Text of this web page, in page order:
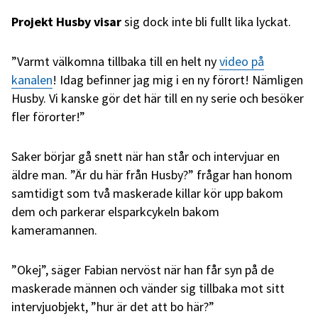
Projekt Husby visarsig dock inte bli fullt lika lyckat.
”Varmt välkomna tillbaka till en helt nyvideo på
kanalen! Idag befinner jag mig i en ny förort! Nämligen
Husby. Vi kanske gör det här till en ny serie och besöker
fler förorter!”
Saker börjar gå snett när han står och intervjuar en
äldre man. ”Är du här från Husby?” frågar han honom
samtidigt som två maskerade killar kör upp bakom
dem och parkerar elsparkcykeln bakom
kameramannen.
”Okej”, säger Fabian nervöst när han får syn på de
maskerade männen och vänder sig tillbaka mot sitt
intervjuobjekt, ”hur är det att bo här?”